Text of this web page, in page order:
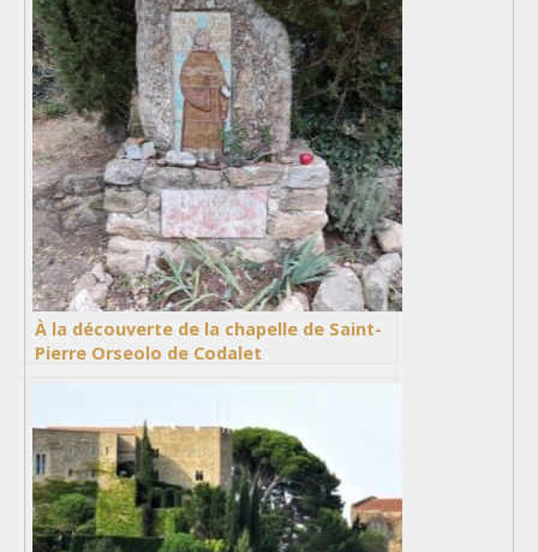
À la découverte de la chapelle de Saint-
Pierre Orseolo de Codalet